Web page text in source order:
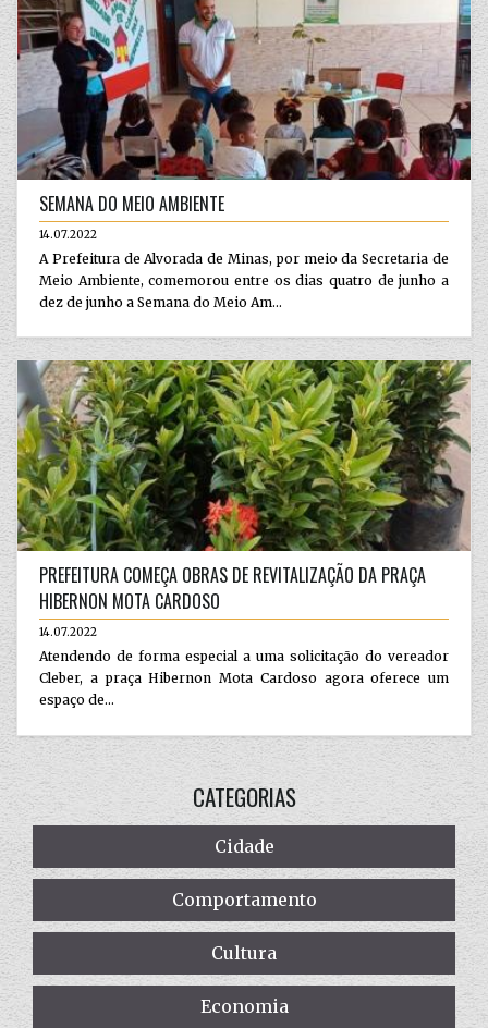
SEMANA DO MEIO AMBIENTE
14.07.2022
A Prefeitura de Alvorada de Minas, por meio da Secretaria de
Meio Ambiente, comemorou entre os dias quatro de junho a
dez de junho a Semana do Meio Am...
PREFEITURA COMEÇA OBRAS DE REVITALIZAÇÃO DA PRAÇA
HIBERNON MOTA CARDOSO
14.07.2022
Atendendo de forma especial a uma solicitação do vereador
Cleber, a praça Hibernon Mota Cardoso agora oferece um
espaço de...
CATEGORIAS
Cidade
Comportamento
Cultura
Economia